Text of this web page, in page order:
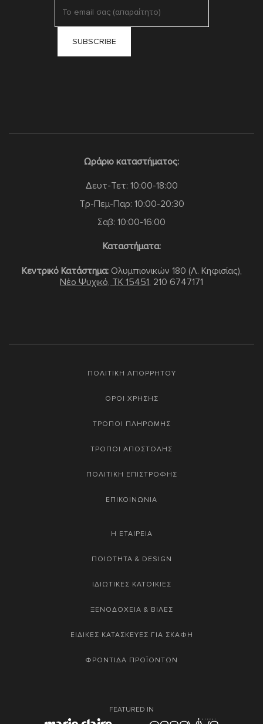
Ωράριο καταστήματος:
Δευτ-Τετ: 10:00-18:00
Τρ-Πεμ-Παρ: 10:00-20:30
Σαβ: 10:00-16:00
Καταστήματα:
Κεντρικό Κατάστημα:Ολυμπιονικών 180 (Λ. Κηφισίας),
Νέο Ψυχικό, TK 15451, 210 6747171
ΠΟΛΙΤΙΚΗ ΑΠΟΡΡΗΤΟΥ
ΟΡΟΙ ΧΡΗΣΗΣ
ΤΡΟΠΟΙ ΠΛΗΡΩΜΗΣ
ΤΡΟΠΟΙ ΑΠΟΣΤΟΛΗΣ
ΠΟΛΙΤΙΚΗ ΕΠΙΣΤΡΟΦΗΣ
ΕΠΙΚΟΙΝΩΝΙΑ
Η ΕΤΑΙΡΕΙΑ
ΠΟΙΟΤΗΤΑ & DESIGN
ΙΔΙΩΤΙΚΕΣ ΚΑΤΟΙΚΙΕΣ
ΞΕΝΟΔΟΧΕΙΑ & ΒΙΛΕΣ
ΕΙΔΙΚΕΣ ΚΑΤΑΣΚΕΥΕΣ ΓΙΑ ΣΚΑΦΗ
ΦΡΟΝΤΙΔΑ ΠΡΟΪΟΝΤΩΝ
FEATURED IN